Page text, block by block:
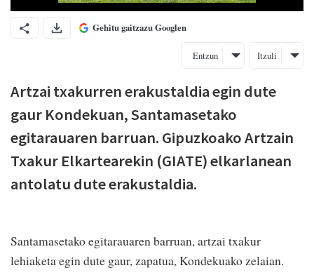
Gehitu gaitzazu Googlen
Entzun Itzuli
Artzai txakurren erakustaldia egin dute
gaur Kondekuan, Santamasetako
egitarauaren barruan. Gipuzkoako Artzain
Txakur Elkartearekin (GIATE) elkarlanean
antolatu dute erakustaldia.
Santamasetako egitarauaren barruan, artzai txakur
lehiaketa egin dute gaur, zapatua, Kondekuako zelaian.